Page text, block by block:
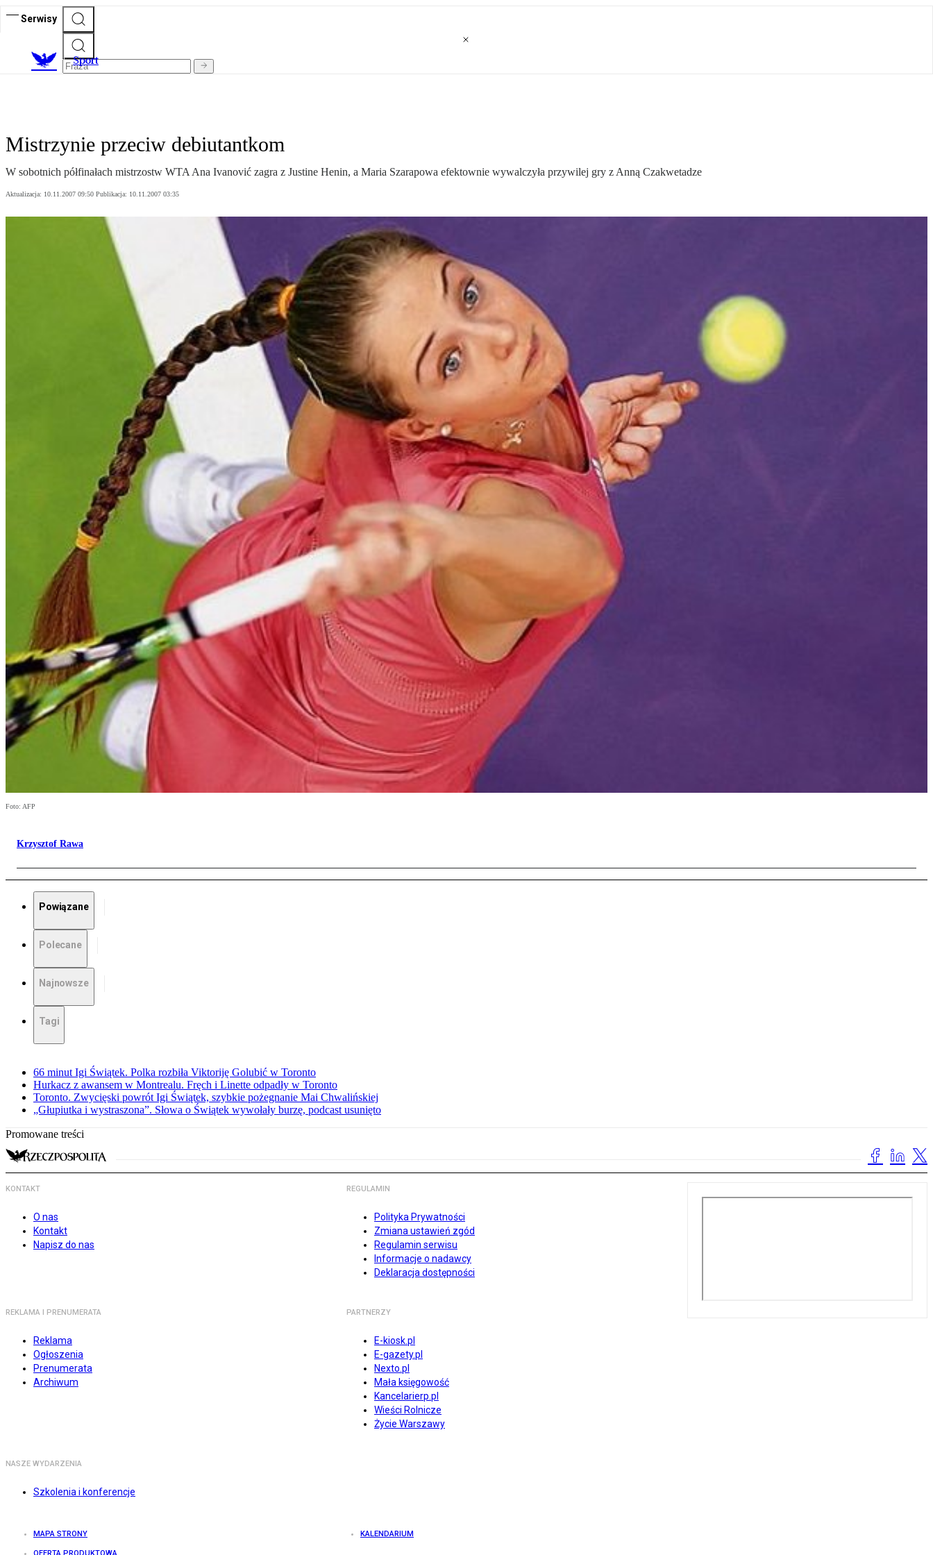
Serwisy
Sport
Mistrzynie przeciw debiutantkom
W sobotnich półfinałach mistrzostw WTA Ana Ivanović zagra z Justine Henin, a Maria Szarapowa efektownie wywalczyła przywilej gry z Anną Czakwetadze
Aktualizacja: 10.11.2007 09:50 Publikacja: 10.11.2007 03:35
Foto: AFP
Krzysztof Rawa
Powiązane
Polecane
Najnowsze
Tagi
66 minut Igi Świątek. Polka rozbiła Viktoriję Golubić w Toronto
Hurkacz z awansem w Montrealu. Fręch i Linette odpadły w Toronto
Toronto. Zwycięski powrót Igi Świątek, szybkie pożegnanie Mai Chwalińskiej
„Głupiutka i wystraszona”. Słowa o Świątek wywołały burzę, podcast usunięto
Promowane treści
KONTAKT
O nas
Kontakt
Napisz do nas
REGULAMIN
Polityka Prywatności
Zmiana ustawień zgód
Regulamin serwisu
Informacje o nadawcy
Deklaracja dostępności
REKLAMA I PRENUMERATA
Reklama
Ogłoszenia
Prenumerata
Archiwum
PARTNERZY
E-kiosk.pl
E-gazety.pl
Nexto.pl
Mała księgowość
Kancelarierp.pl
Wieści Rolnicze
Życie Warszawy
NASZE WYDARZENIA
Szkolenia i konferencje
MAPA STRONY KALENDARIUM